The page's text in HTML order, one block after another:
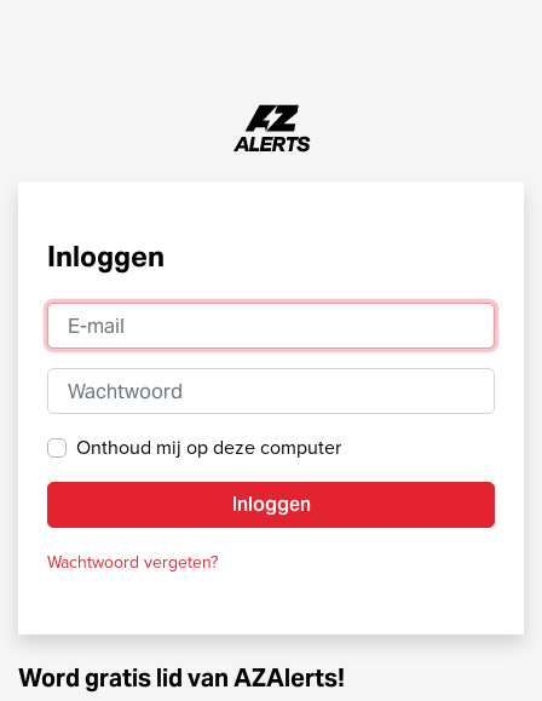
Inloggen
E-mail
Wachtwoord
Onthoud mij op deze computer
Inloggen
Wachtwoord vergeten?
Word gratis lid van AZAlerts!